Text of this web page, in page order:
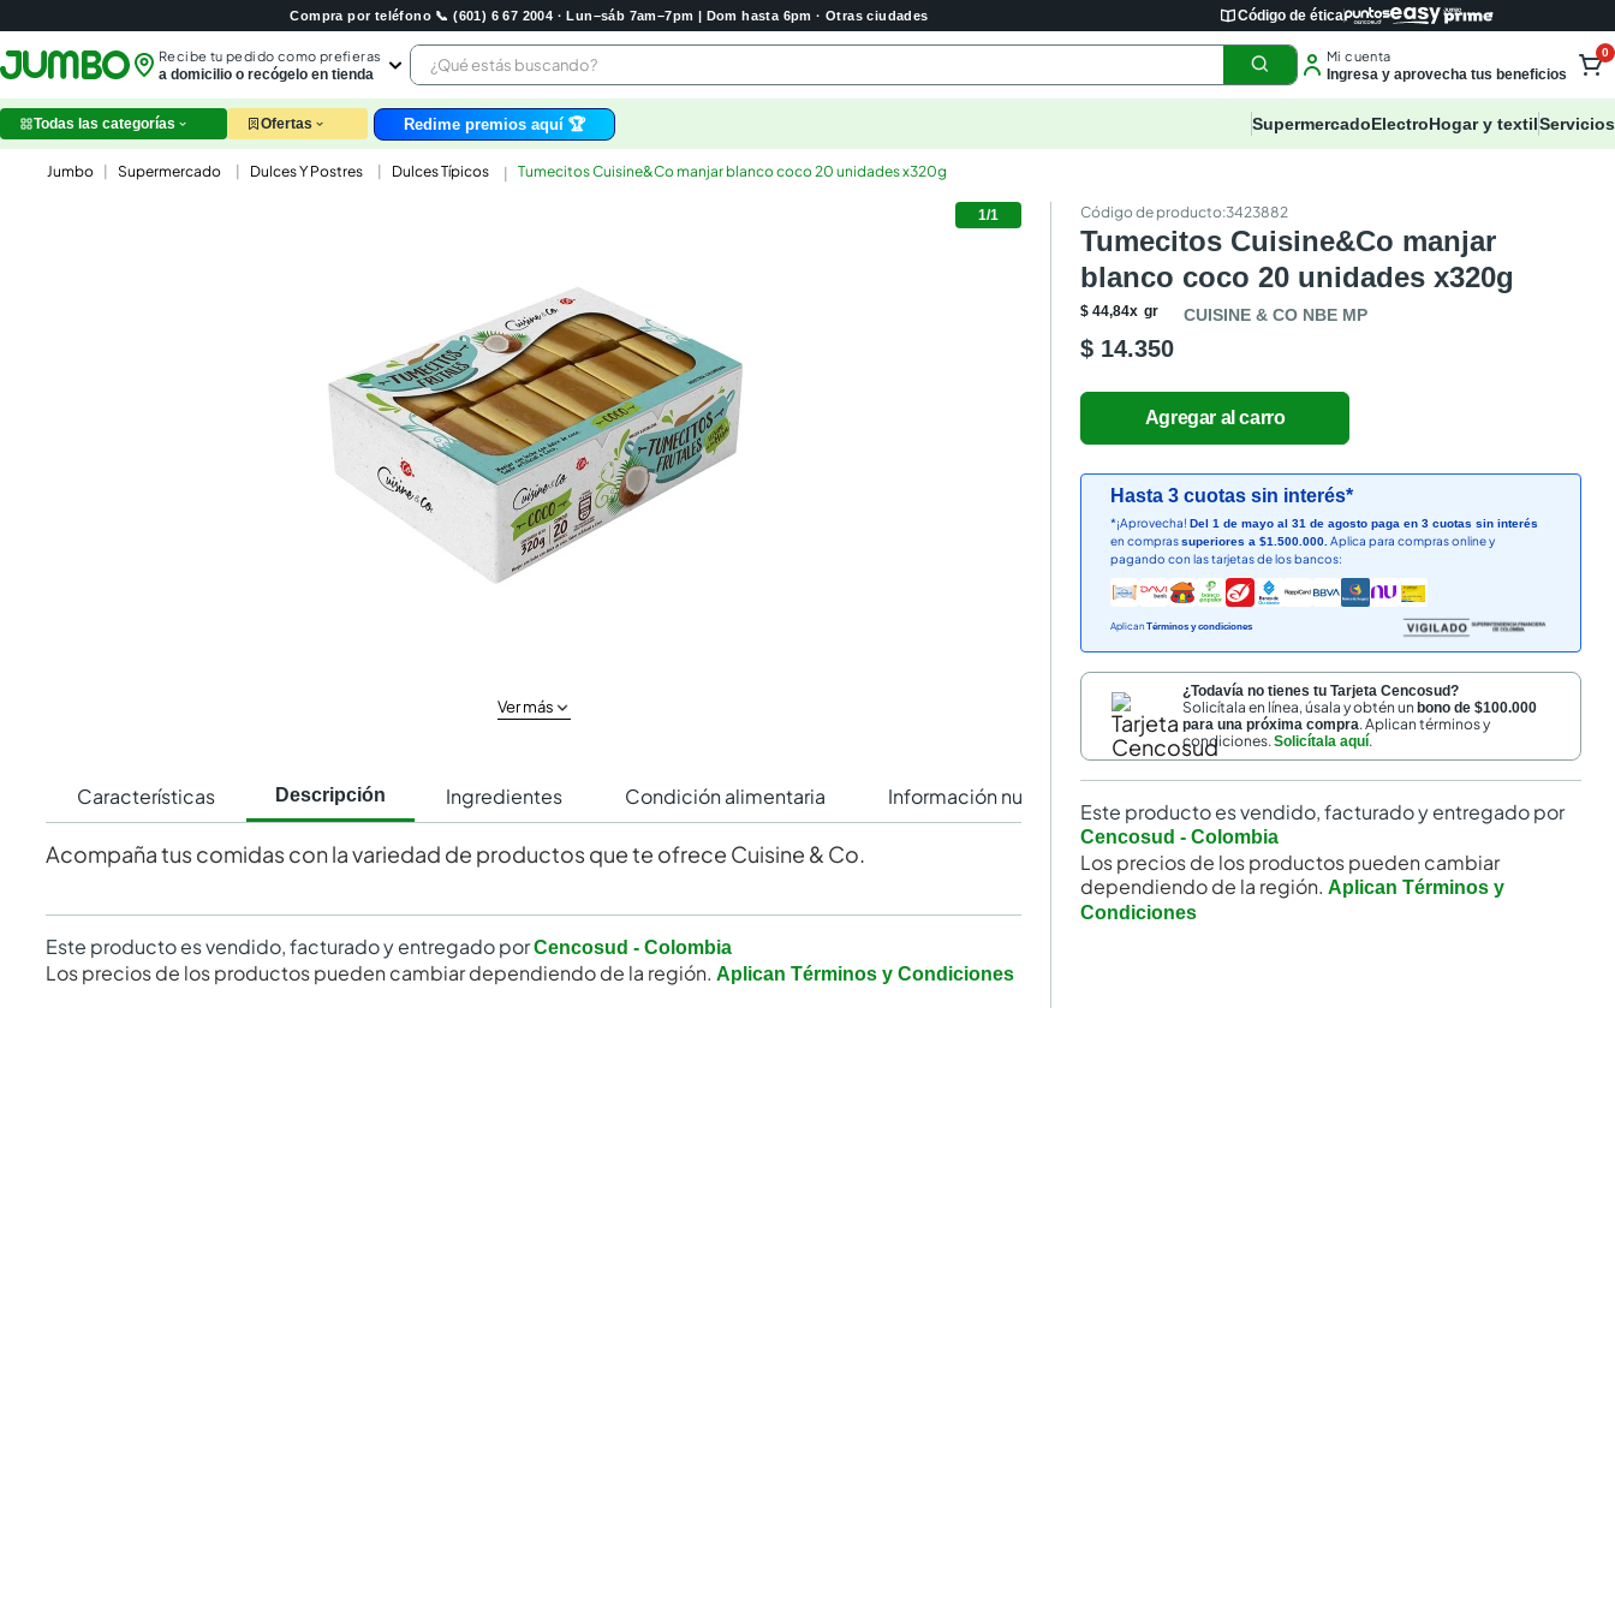
Compra por teléfono 📞 (601) 6 67 2004 · Lun–sáb 7am–7pm | Dom hasta 6pm · Otras ciudades Código de ética
Recibe tu pedido como prefieras
a domicilio o recógelo en tienda
¿Qué estás buscando?
leche
huevos
queso
nutribela
pollo
cafe
Mi cuenta
Ingresa y aprovecha tus beneficios
0
Todas las categorías Ofertas Redime premios aquí 🏆 SupermercadoElectroHogar y textilServicios
Supermercado Dulces Y Postres Dulces Típicos Tumecitos Cuisine&Co manjar blanco coco 20 unidades x320g
1/1
Ver más
Características Descripción Ingredientes Condición alimentaria Información nutricional
Acompaña tus comidas con la variedad de productos que te ofrece Cuisine & Co.
Este producto es vendido, facturado y entregado porCencosud - Colombia
Los precios de los productos pueden cambiar dependiendo de la región. Aplican Términos y Condiciones
:3423882
Tumecitos Cuisine&Co manjar
blanco coco 20 unidades x320g
$ 44,84x gr CUISINE & CO NBE MP
$ 14.350
Hasta 3 cuotas sin interés*
*¡Aprovecha!Del 1 de mayo al 31 de agosto paga en 3 cuotas sin interés
en comprassuperiores a $1.500.000. Aplica para compras online y
pagando con las tarjetas de los bancos:
Aplican Términos y condiciones
¿Todavía no tienes tu Tarjeta Cencosud?
Solicítala en línea, úsala y obtén unbono de $100.000
para una próxima compra. Aplican términos y
condiciones.Solicítala aquí.
Este producto es vendido, facturado y entregado por
Cencosud - Colombia
Los precios de los productos pueden cambiar
dependiendo de la región. Aplican Términos y
Condiciones